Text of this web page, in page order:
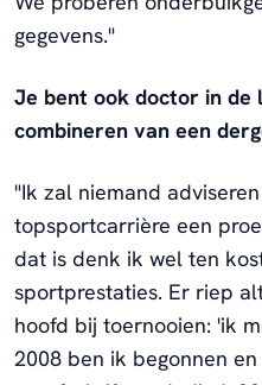
gegevens."
Je bent ook doctor in de
combineren van een
"Ik zal niemand
topsportcarrière een
dat is denk ik wel ten
sportprestaties. Er riep
hoofd bij toernooien: 'ik
2008 ben ik begonnen